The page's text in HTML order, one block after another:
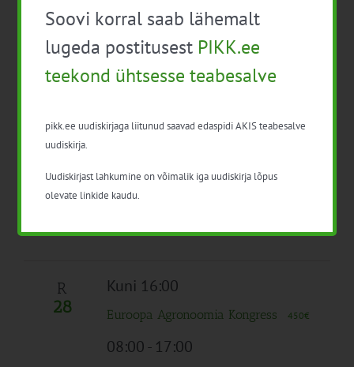
K
26
Kogu päev
Euroopa Agronoomia Kongress
N
27
Kogu päev
10:00-16:30
Tasuta
R
28
Kuni 16:00
Euroopa Agronoomia Kongress 450€
08:00- 17:00
Soovi korral saab lähemalt
lugeda postitusest PIKK.ee
teekond ühtsesse teabesalve
pikk.ee uudiskirjaga liitunud saavad edaspidi AKIS teabesalve
uudiskirja.
Uudiskirjast lahkumine on võimalik iga uudiskirja lõpus
olevate linkide kaudu.